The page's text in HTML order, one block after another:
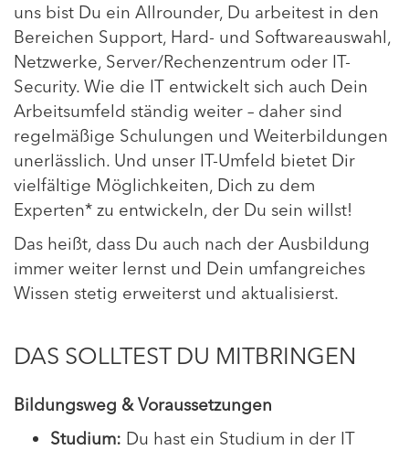
uns bist Du ein Allrounder, Du arbeitest in den
Bereichen Support, Hard- und Softwareauswahl,
Netzwerke, Server/Rechenzentrum oder IT-
Security. Wie die IT entwickelt sich auch Dein
Arbeitsumfeld ständig weiter – daher sind
regelmäßige Schulungen und Weiterbildungen
unerlässlich. Und unser IT-Umfeld bietet Dir
vielfältige Möglichkeiten, Dich zu dem
Experten* zu entwickeln, der Du sein willst!
Das heißt, dass Du auch nach der Ausbildung
immer weiter lernst und Dein umfangreiches
Wissen stetig erweiterst und aktualisierst.
DAS SOLLTEST DU MITBRINGEN
Bildungsweg & Voraussetzungen
Studium: Du hast ein Studium in der IT